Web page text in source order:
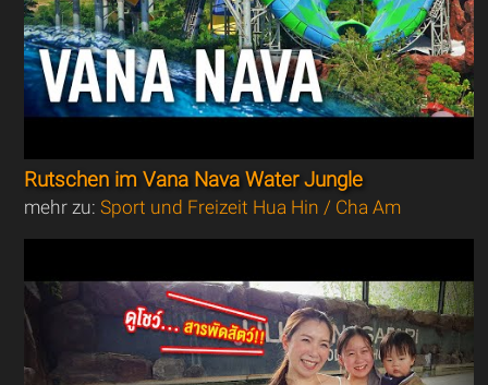
Rutschen im Vana Nava Water Jungle
mehr zu:Sport und Freizeit Hua Hin / Cha Am